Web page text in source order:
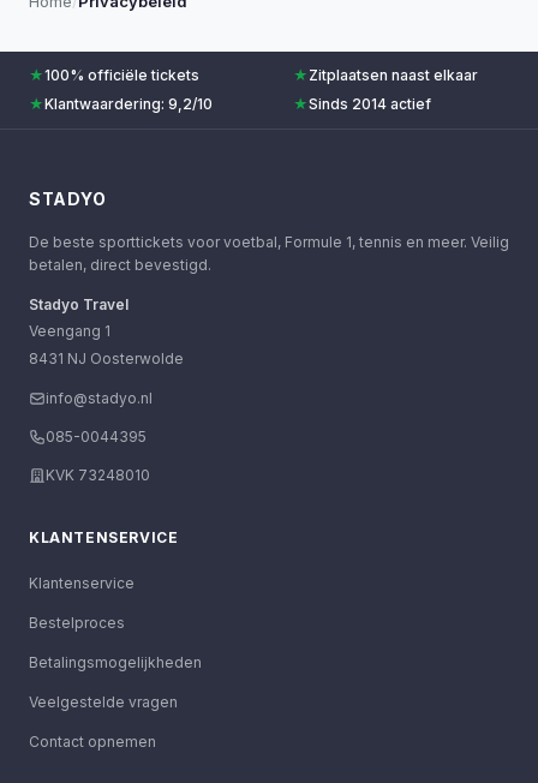
★100% officiële tickets ★ Zitplaatsen naast elkaar
★Klantwaardering: 9,2/10 ★Sinds 2014 actief
STADYO
De beste sporttickets voor voetbal, Formule 1, tennis en meer. Veilig
betalen, direct bevestigd.
Stadyo Travel
Veengang 1
8431 NJ Oosterwolde
info@stadyo.nl
085-0044395
KVK 73248010
KLANTENSERVICE
Klantenservice
Bestelproces
Betalingsmogelijkheden
Veelgestelde vragen
Contact opnemen